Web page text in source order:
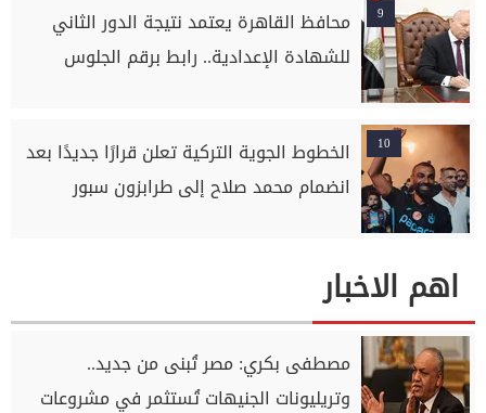
9
محافظ القاهرة يعتمد نتيجة الدور الثاني
للشهادة الإعدادية.. رابط برقم الجلوس
10
الخطوط الجوية التركية تعلن قرارًا جديدًا بعد
انضمام محمد صلاح إلى طرابزون سبور
اهم الاخبار
مصطفى بكري: مصر تُبنى من جديد..
وتريليونات الجنيهات تُستثمر في مشروعات